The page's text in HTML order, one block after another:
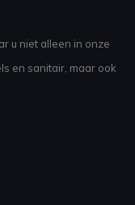
u niet alleen in onze
en sanitair, maar ook